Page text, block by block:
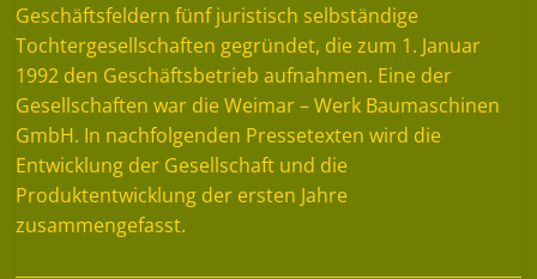
Geschäftsfeldern fünf juristisch selbständige
Tochtergesellschaften gegründet, die zum 1. Januar
1992 den Geschäftsbetrieb aufnahmen. Eine der
Gesellschaften war die Weimar – Werk Baumaschinen
GmbH. In nachfolgenden Pressetexten wird die
Entwicklung der Gesellschaft und die
Produktentwicklung der ersten Jahre
zusammengefasst.